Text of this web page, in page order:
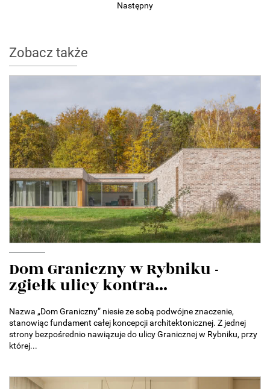
Następny
Zobacz także
Dom Graniczny w Rybniku -
zgiełk ulicy kontra...
Nazwa „Dom Graniczny” niesie ze sobą podwójne znaczenie,
stanowiąc fundament całej koncepcji architektonicznej. Z jednej
strony bezpośrednio nawiązuje do ulicy Granicznej w Rybniku, przy
której...